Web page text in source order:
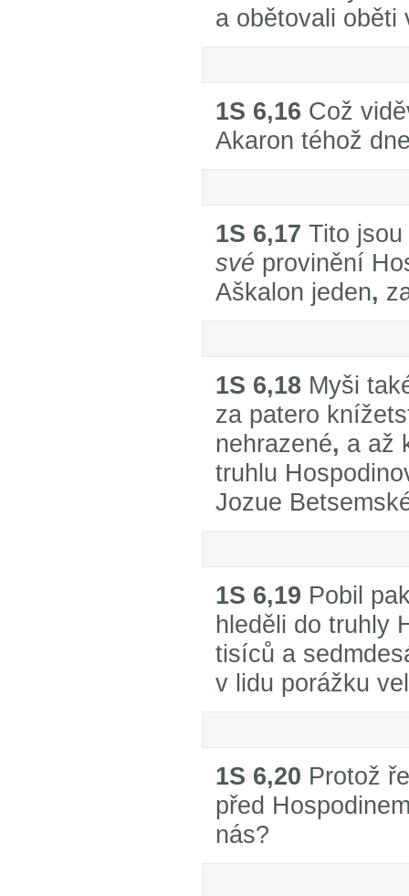
a obětovali oběti
1S 6,16 Což
Akaron téhož
1S 6,17 Tito
své provinění
Aškalon jeden,
1S 6,18 Myši
za patero
nehrazené, a až
truhlu
Jozue
1S 6,19 Pobil
hleděli do truhly
tisíců a
v lidu porážku
1S 6,20 Protož
před
nás?